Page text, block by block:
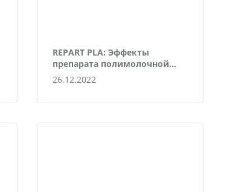
REPART PLA: Эффекты
препарата полимолочной
кислоты
26.12.2022